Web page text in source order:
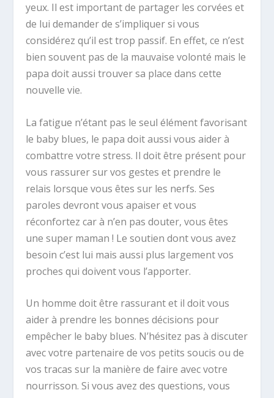
yeux. Il est important de partager les corvées et
de lui demander de s’impliquer si vous
considérez qu’il est trop passif. En effet, ce n’est
bien souvent pas de la mauvaise volonté mais le
papa doit aussi trouver sa place dans cette
nouvelle vie.
La fatigue n’étant pas le seul élément favorisant
le baby blues, le papa doit aussi vous aider à
combattre votre stress. Il doit être présent pour
vous rassurer sur vos gestes et prendre le
relais lorsque vous êtes sur les nerfs. Ses
paroles devront vous apaiser et vous
réconfortez car à n’en pas douter, vous êtes
une super maman ! Le soutien dont vous avez
besoin c’est lui mais aussi plus largement vos
proches qui doivent vous l’apporter.
Un homme doit être rassurant et il doit vous
aider à prendre les bonnes décisions pour
empêcher le baby blues. N’hésitez pas à discuter
avec votre partenaire de vos petits soucis ou de
vos tracas sur la manière de faire avec votre
nourrisson. Si vous avez des questions, vous